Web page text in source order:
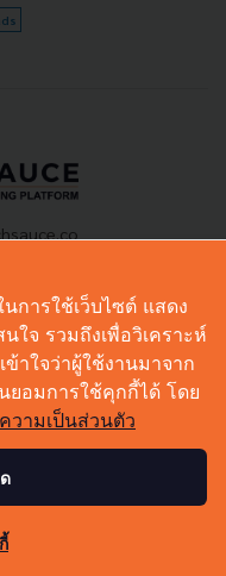
การใช้เว็บไซต์ แสดง
จ รวมถึงเพื่อวิเคราะห์
ข้าใจว่าผู้ใช้งานมาจาก
อมการใช้คุกกี้ได้ โดย
วามเป็นส่วนตัว